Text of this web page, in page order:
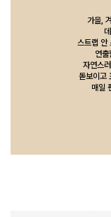
가을,
스트랩 안
연
자연스
돋보이고
매일